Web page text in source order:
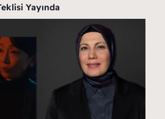
Yayında